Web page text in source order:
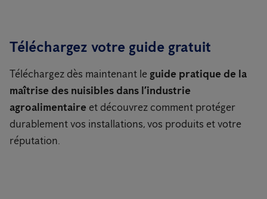
Téléchargez votre guide gratuit
Téléchargez dès maintenant le guide pratique de la
maîtrise des nuisibles dans l’industrie
agroalimentaire et découvrez comment protéger
durablement vos installations, vos produits et votre
réputation.